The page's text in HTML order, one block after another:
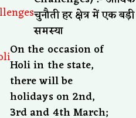
चुनौती हर क्षेत्र में एक बड़ी
समस्या
On the occasion of
Holi in the state,
there will be
holidays on 2nd,
3rd and 4th March;